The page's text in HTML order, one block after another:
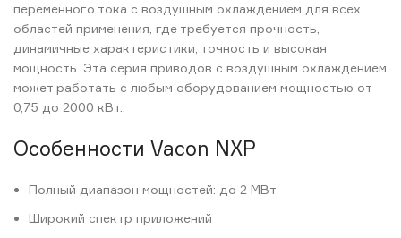
переменного тока с воздушным охлаждением для всех
областей применения, где требуется прочность,
динамичные характеристики, точность и высокая
мощность. Эта серия приводов с воздушным охлаждением
может работать с любым оборудованием мощностью от
0,75 до 2000 кВт..
Особенности Vacon NXP
Полный диапазон мощностей: до 2 МВт
Широкий спектр приложений